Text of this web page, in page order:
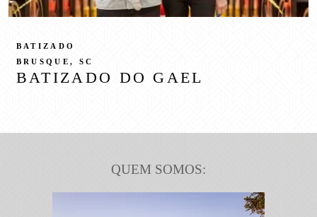
BATIZADO DO GAEL
BATIZADO
BRUSQUE, SC
QUEM SOMOS: